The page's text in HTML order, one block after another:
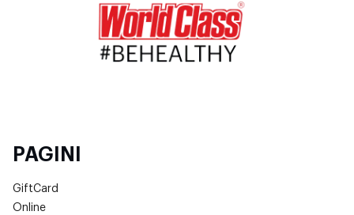
PAGINI
GiftCard
Online